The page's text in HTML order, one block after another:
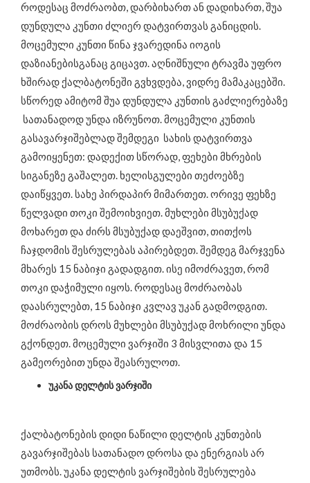
როდესაც მოძრაობთ, დარბიხართ ან დადიხართ, შუა
დუნდულა კუნთი ძლიერ დატვირთვას განიცდის.
მოცემული კუნთი წინა ჯვარედინა იოგის
დაზიანებისგანაც გიცავთ. აღნიშნული ტრავმა უფრო
ხშირად ქალბატონეში გვხვდება, ვიდრე მამაკაცებში.
სწორედ ამიტომ შუა დუნდულა კუნთის გაძლიერებაზე
სათანადოდ უნდა იზრუნოთ. მოცემული კუნთის
გასავარჯიშებლად შემდეგი სახის დატვირთვა
გამოიყენეთ: დადექით სწორად, ფეხები მხრების
სიგანეზე გაშალეთ. ხელისგულები თეძოებზე
დაიწყვეთ. სახე პირდაპირ მიმართეთ. ორივე ფეხზე
წელვადი თოკი შემოიხვიეთ. მუხლები მსუბუქად
მოხარეთ და ძირს მსუბუქად დაეშვით, თითქოს
ჩაჯდომის შესრულებას აპირებდეთ. შემდეგ მარჯვენა
მხარეს 15 ნაბიჯი გადადგით. ისე იმოძრავეთ, რომ
თოკი დაჭიმული იყოს. როდესაც მოძრაობას
დაასრულებთ, 15 ნაბიჯი კვლავ უკან გადმოდგით.
მოძრაობის დროს მუხლები მსუბუქად მოხრილი უნდა
გქონდეთ. მოცემული ვარჯიში 3 მისვლითა და 15
გამეორებით უნდა შეასრულოთ.
უკანა დელტის ვარჯიში
ქალბატონების დიდი ნაწილი დელტის კუნთების
გავარჯიშებას სათანადო დროსა და ენერგიას არ
უთმობს. უკანა დელტის ვარჯიშების შესრულება